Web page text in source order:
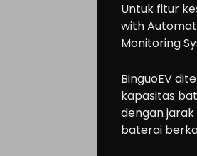
About
us
Untuk fitur
with
Monitoring
BinguoEV
kapasitas
dengan
baterai